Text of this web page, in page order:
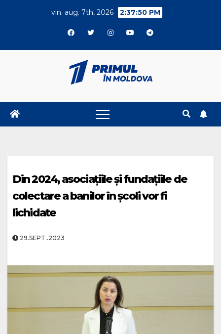
vin. aug. 7th, 2026 2:37:51 PM
Din 2024, asociațiile și fundațiile de
colectare a banilor în școli vor fi
lichidate
29.SEPT..2023